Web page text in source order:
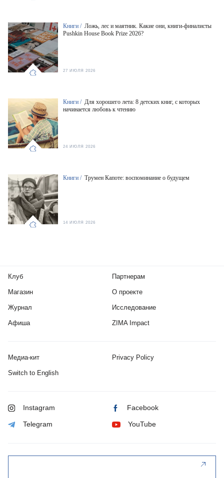
Книги / Ложь, лес и маятник. Какие они, книги-финалисты
Pushkin House Book Prize 2026?
27 ИЮЛЯ 2026
Книги / Для хорошего лета: 8 детских книг, с которых
начинается любовь к чтению
24 ИЮЛЯ 2026
Книги / Трумен Капоте: воспоминание о будущем
14 ИЮЛЯ 2026
Клуб
Магазин
Журнал
Афиша
Партнерам
О проекте
Исследование
ZIMA Impact
Медиа-кит Privacy Policy
Switch to English
Instagram Facebook
Telegram YouTube